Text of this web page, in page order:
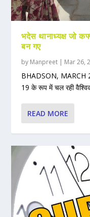
भदेस थानाध्यक्ष जो
बन गए
by Manpreet | Mar 26,
BHADSON, MARCH 26
19 के रूप में चल रही
READ MORE